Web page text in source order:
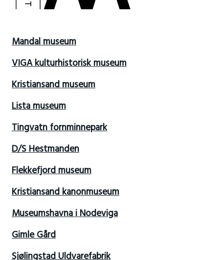
Mandal museum
VIGA kulturhistorisk museum
Kristiansand museum
Lista museum
Tingvatn fornminnepark
D/S Hestmanden
Flekkefjord museum
Kristiansand kanonmuseum
Museumshavna i Nodeviga
Gimle Gård
Sjølingstad Uldvarefabrik